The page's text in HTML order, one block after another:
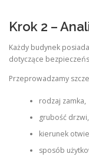
Krok 2 –
Każdy budynek
dotyczące
Przeprowadzamy
rodzaj zamka,
grubość drzwi,
kierunek
sposób